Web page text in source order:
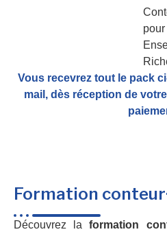
Vous recevrez tout le pack
mail, dès réception de
Formation
Découvrez laformation